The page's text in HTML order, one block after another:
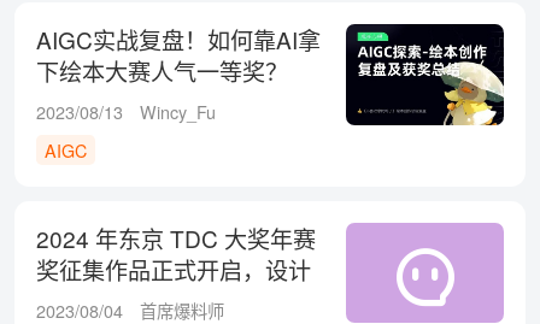
AIGC实战复盘！如何靠AI拿
下绘本大赛人气一等奖？
2023/08/13
Wincy_Fu
AIGC
2024 年东京 TDC 大奖年赛
奖征集作品正式开启，设计
师们冲鸭！
2023/08/04
首席爆料师